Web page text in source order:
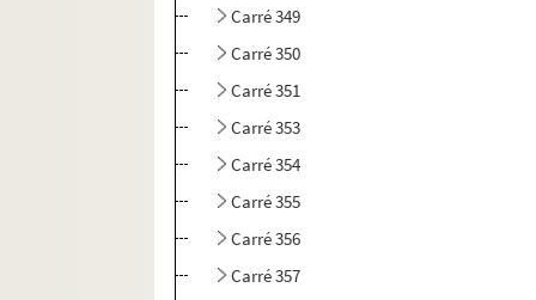
Carré 349
Carré 350
Carré 351
Carré 353
Carré 354
Carré 355
Carré 356
Carré 357